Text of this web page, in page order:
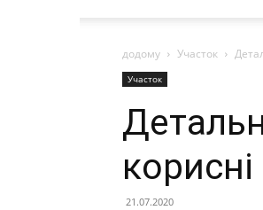
додому Участок
Участок
корисні
21.07.2020